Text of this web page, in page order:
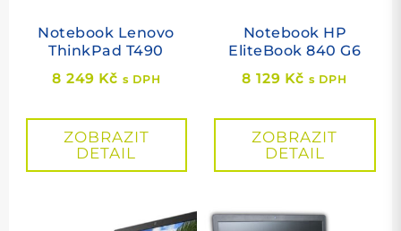
Notebook Lenovo
ThinkPad T490
8 249 Kč s DPH
ZOBRAZIT
DETAIL
Notebook HP
EliteBook 840 G6
8 129 Kč s DPH
ZOBRAZIT
DETAIL